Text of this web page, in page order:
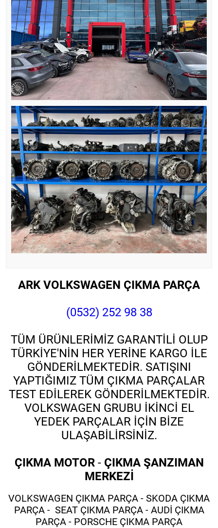
ARK VOLKSWAGEN ÇIKMA PARÇA
(0532) 252 98 38
TÜM ÜRÜNLERİMİZ GARANTİLİ OLUP
TÜRKİYE'NİN HER YERİNE KARGO İLE
GÖNDERİLMEKTEDİR. SATIŞINI
YAPTIĞIMIZ TÜM ÇIKMA PARÇALAR
TEST EDİLEREK GÖNDERİLMEKTEDİR.
VOLKSWAGEN GRUBU İKİNCİ EL
YEDEK PARÇALAR İÇİN BİZE
ULAŞABİLİRSİNİZ.
ÇIKMA MOTOR- ÇIKMA ŞANZIMAN
MERKEZİ
VOLKSWAGEN ÇIKMA PARÇA - SKODA ÇIKMA
PARÇA - SEAT ÇIKMA PARÇA - AUDİ ÇIKMA
PARÇA - PORSCHE ÇIKMA PARÇA